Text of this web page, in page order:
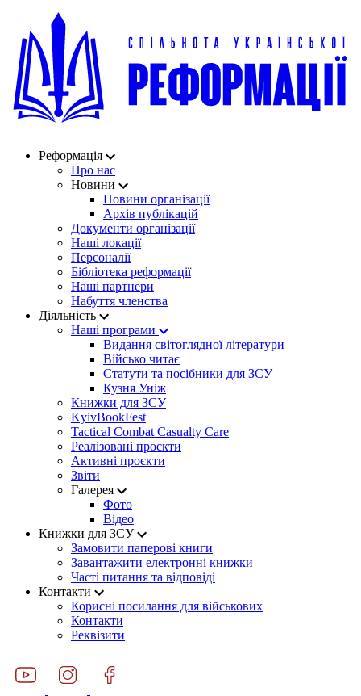
Реформація
Про нас
Новини
Новини організації
Архів публікацій
Документи організації
Наші локації
Персоналії
Бібліотека реформації
Наші партнери
Набуття членства
Діяльність
Наші програми
Видання світоглядної літератури
Військо читає
Статути та посібники для ЗСУ
Кузня Уніж
Книжки для ЗСУ
KyivBookFest
Tactical Combat Casualty Care
Реалізовані проєкти
Активні проєкти
Звіти
Галерея
Фото
Відео
Книжки для ЗСУ
Замовити паперові книги
Завантажити електронні книжки
Часті питання та відповіді
Контакти
Корисні посилання для військових
Контакти
Реквізити